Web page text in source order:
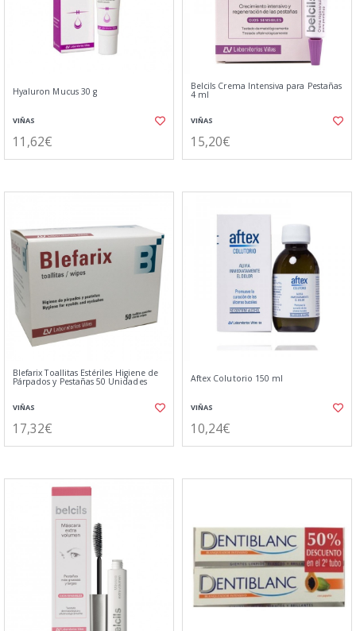
Hyaluron Mucus 30 g
VIÑAS
11,62€
Belcils Crema Intensiva para Pestañas
4 ml
VIÑAS
15,20€
Blefarix Toallitas Estériles Higiene de
Párpados y Pestañas 50 Unidades
VIÑAS
17,32€
Aftex Colutorio 150 ml
VIÑAS
10,24€